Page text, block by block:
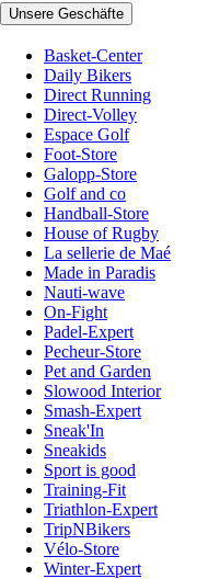
Unsere Geschäfte
Basket-Center
Daily Bikers
Direct Running
Direct-Volley
Espace Golf
Foot-Store
Galopp-Store
Golf and co
Handball-Store
House of Rugby
La sellerie de Maé
Made in Paradis
Nauti-wave
On-Fight
Padel-Expert
Pecheur-Store
Pet and Garden
Slowood Interior
Smash-Expert
Sneak'In
Sneakids
Sport is good
Training-Fit
Triathlon-Expert
TripNBikers
Vélo-Store
Winter-Expert